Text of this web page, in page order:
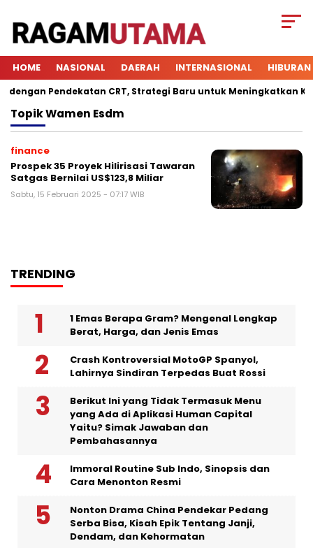
HOME NASIONAL DAERAH INTERNASIONAL HIBURAN
Pendekatan CRT, Strategi Baru untuk Meningkatkan
TopikWamen Esdm
finance
Prospek 35 Proyek Hilirisasi Tawaran
Satgas Bernilai US$123,8 Miliar
Sabtu, 15 Februari 2025 - 07:17 WIB
TRENDING
1 Emas Berapa Gram? Mengenal Lengkap
Berat, Harga, dan Jenis Emas
Crash Kontroversial MotoGP Spanyol,
Lahirnya Sindiran Terpedas Buat Rossi
Berikut Ini yang Tidak Termasuk Menu
yang Ada di Aplikasi Human Capital
Yaitu? Simak Jawaban dan
Pembahasannya
Immoral Routine Sub Indo, Sinopsis dan
Cara Menonton Resmi
Nonton Drama China Pendekar Pedang
Serba Bisa, Kisah Epik Tentang Janji,
Dendam, dan Kehormatan